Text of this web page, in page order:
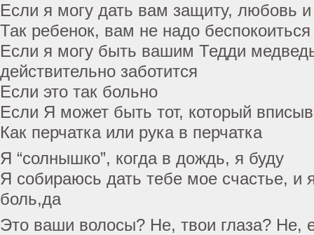
Если я могу дать вам защиту, любовь
Так ребенок, вам не надо беспокоиться
Если я могу быть вашим Тедди
действительно заботится
Если это так больно
Если Я может быть тот, который
Как перчатка или рука в перчатка
Я “солнышко”, когда в дождь, я буду
Я собираюсь дать тебе мое счастье, и
боль,да
Это ваши волосы? Не, твои глаза? Не,